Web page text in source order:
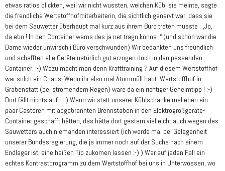
etwas ratlos blickten, weil wir nicht wussten, welchen Kübl sie meinte, sagte
die frendliche Wertstoffhofmitarbeiterin, die sichtlich genervt war, dass sie
bei dem Sauwetter überhaupt mal kurz aus ihrem Büro treten musste : „Jo,
da ebn ! In den Container werns des ja net tragn könna !“ (und schon war die
Dame wieder unwirsch i Büro verschwunden) Wir bedankten uns freundlich
und schafften alle Geräte natürlich gut erzogen doch in den passenden
Container. :-) Wozu macht man denn Krafttraining ? Auf diesem Wertstoffhof
war solch ein Chaos. Wenn ihr also mal Atommüll habt: Wertstoffhof in
Grabenstätt (bei strömendem Regen) wäre da ein richtiger Geheimtipp ! :-)
Dort fällt nichts auf ! :-) Wenn wir statt unserer Kühlschänke mal eben ein
paar Castoren mit abgebrannten Brennstäben in den Elektrogroßgeräte-
Container geschafft hätten, das hätte dort gestern vielleicht auch wegen des
Sauwetters auch niemanden interessiert (ich werde mal bei Gelegenheit
unserer Bundesregierung, die ja immer noch auf der Suche nach einem
Endlager ist, eine heißen Tip zukomen lassen ;-) ) War auf jeden Fall ein
echtes Kontrastprogramm zu dem Wertstoffhof bei uns in Unterwössen, wo